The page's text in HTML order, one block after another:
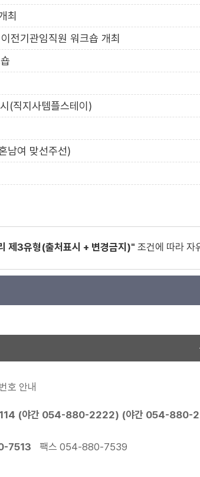
최
전기관임직원 워크숍 개최
(직지사템플스테이)
남여 맞선주선)
제3유형(출처표시 + 변경금지)" 조건에 따라 자
호 안내
(야간 054-880-2222) (야간 054-880-
7513
팩스 054-880-7539